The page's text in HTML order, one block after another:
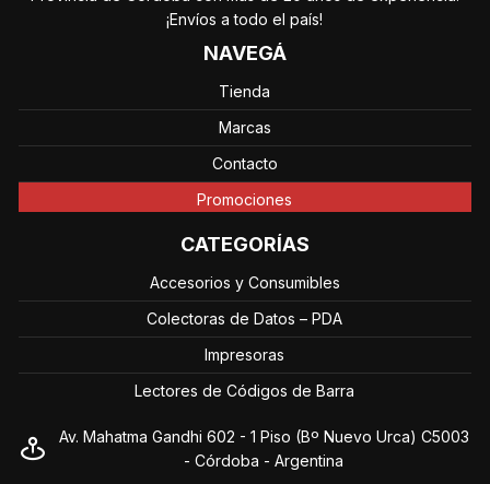
¡Envíos a todo el país!
NAVEGÁ
Tienda
Marcas
Contacto
Promociones
CATEGORÍAS
Accesorios y Consumibles
Colectoras de Datos – PDA
Impresoras
Lectores de Códigos de Barra
Av. Mahatma Gandhi 602 - 1 Piso (Bº Nuevo Urca) C5003
- Córdoba - Argentina